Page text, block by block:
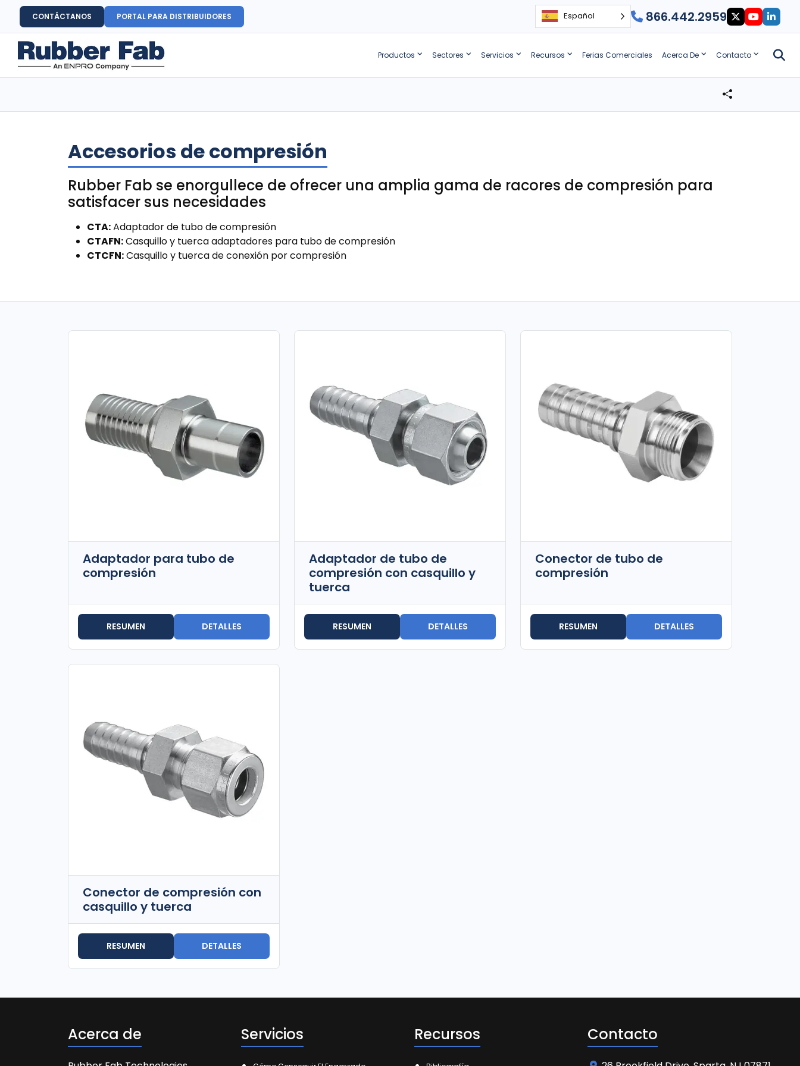
CONTÁCTANOS PORTAL PARA DISTRIBUIDORES Español 866.442.2959
Productos Sectores Servicios Recursos Ferias Comerciales Acerca De Contacto
Accesorios de compresión
Rubber Fab se enorgullece de ofrecer una amplia gama de racores de compresión para
satisfacer sus necesidades
CTA:Adaptador de tubo de compresión
CTAFN:Casquillo y tuerca adaptadores para tubo de compresión
CTCFN:Casquillo y tuerca de conexión por compresión
Adaptador para tubo de
compresión
RESUMEN DETALLES
Adaptador de tubo de
compresión con casquillo y
tuerca
RESUMEN DETALLES
Conector de tubo de
compresión
RESUMEN DETALLES
Conector de compresión con
casquillo y tuerca
RESUMEN DETALLES
Acerca de Servicios Recursos Contacto